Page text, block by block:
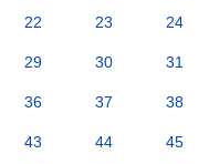
22 23 24
29 30 31
36 37 38
43 44 45